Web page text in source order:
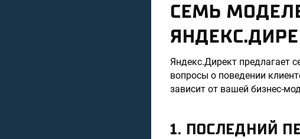
СЕМЬ
Яндекс.Директ предлагает
вопросы о поведении
зависит от вашей бизнес-
1. ПОСЛЕДНИЙ